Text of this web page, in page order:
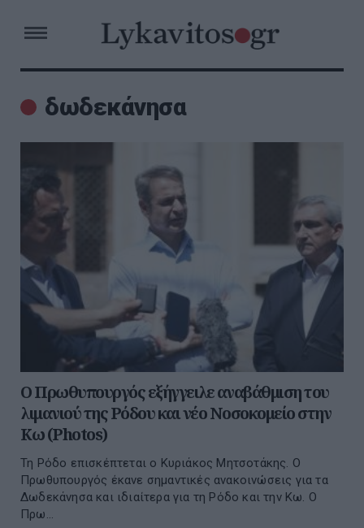
δωδεκάνησα
Ο Πρωθυπουργός εξήγγειλε αναβάθμιση του
λιμανιού της Ρόδου και νέο Νοσοκομείο στην
Κω (Photos)
Τη Ρόδο επισκέπτεται ο Κυριάκος Μητσοτάκης. Ο
Πρωθυπουργός έκανε σημαντικές ανακοινώσεις για τα
Δωδεκάνησα και ιδιαίτερα για τη Ρόδο και την Κω. Ο
Πρω...